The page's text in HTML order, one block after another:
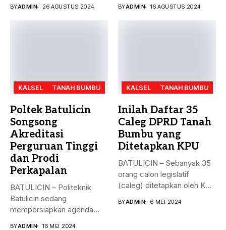
BYADMIN 26 AGUSTUS 2024 BYADMIN 16 AGUSTUS 2024
KALSEL TANAH BUMBU
Poltek Batulicin
Songsong
Akreditasi
Perguruan Tinggi
dan Prodi
Perkapalan
BATULICIN – Politeknik
Batulicin sedang
mempersiapkan agenda
BYADMIN 16 MEI 2024
KALSEL TANAH BUMBU
Inilah Daftar 35
Caleg DPRD Tanah
Bumbu yang
Ditetapkan KPU
BATULICIN – Sebanyak 35
orang calon legislatif
(caleg) ditetapkan oleh KPU
BYADMIN 6 MEI 2024